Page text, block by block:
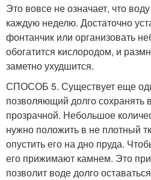
Это вовсе не означает, что
каждую неделю. Достаточно
фонтанчик или организовать
обогатится кислородом, и
заметно ухудшится.
СПОСОБ 5. Существует еще
позволяющий долго сохранять
прозрачной. Небольшое
нужно положить в не плотный
опустить его на дно пруда.
его прижимают камнем. Это
позволит воде долго